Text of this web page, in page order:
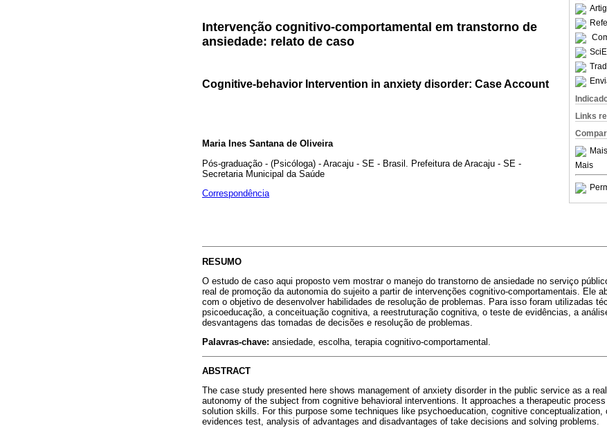
Links
Mais
Mais
Intervenção cognitivo-comportamental em transtorno de
ansiedade: relato de caso
Cognitive-behavior Intervention in anxiety disorder: Case Account
Maria Ines Santana de Oliveira
Pós-graduação - (Psicóloga) - Aracaju - SE - Brasil. Prefeitura de Aracaju - SE -
Secretaria Municipal da Saúde
Correspondência
RESUMO
O estudo de caso aqui proposto vem mostrar o manejo do transtorno de ansiedade no serviço
real de promoção da autonomia do sujeito a partir de intervenções cognitivo-comportamentais. Ele
com o objetivo de desenvolver habilidades de resolução de problemas. Para isso foram utilizadas
psicoeducação, a conceituação cognitiva, a reestruturação cognitiva, o teste de evidências, a
desvantagens das tomadas de decisões e resolução de problemas.
Palavras-chave: ansiedade, escolha, terapia cognitivo-comportamental.
ABSTRACT
The case study presented here shows management of anxiety disorder in the public service as a
autonomy of the subject from cognitive behavioral interventions. It approaches a therapeutic
solution skills. For this purpose some techniques like psychoeducation, cognitive conceptualization,
evidences test, analysis of advantages and disadvantages of take decisions and solving problems.